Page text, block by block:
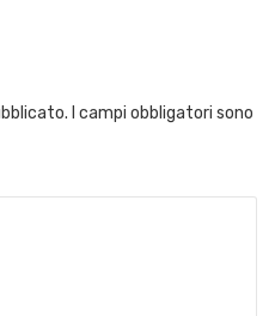
I campi obbligatori sono